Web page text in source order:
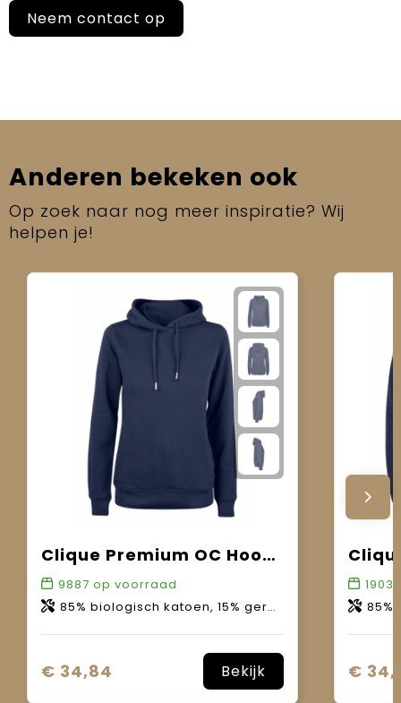
Neem contact op
Anderen bekeken ook
Op zoek naar nog meer inspiratie? Wij
helpen je!
Clique Premium OC Hoody Women
9887 op voorraad
85% biologisch katoen, 15% gerecycled polyester.
€ 34,84 Bekijk
19030
85%
€